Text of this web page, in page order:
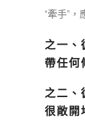
“牽手”
之一、
帶任何
之二、
很敞開